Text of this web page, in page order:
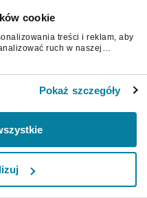
cookie
treści i reklam, aby
ruch w naszej
podczas korzystania z ich
Pokaż szczegóły
stronę.